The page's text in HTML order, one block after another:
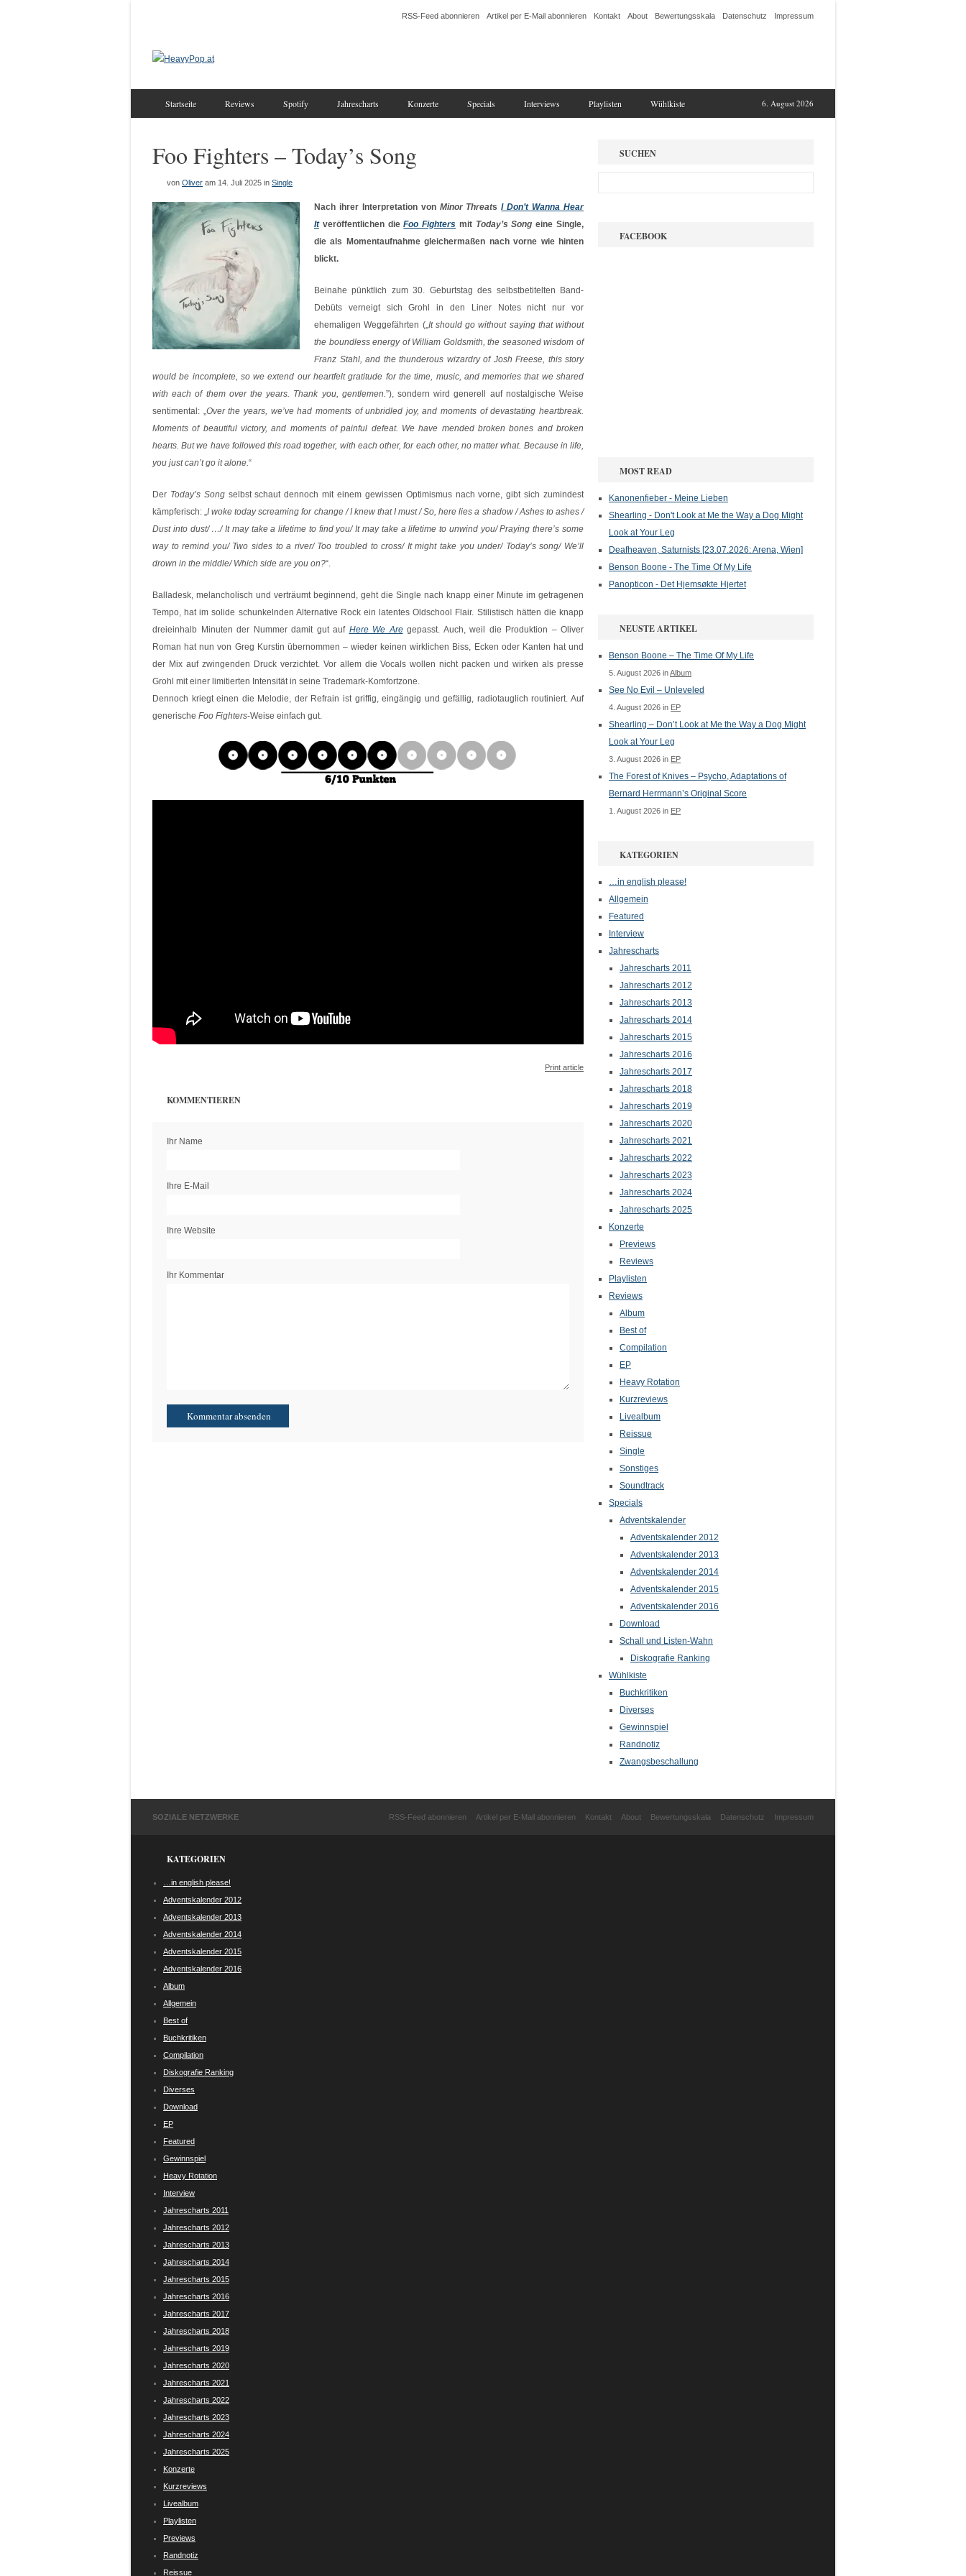
RSS-Feed abonnieren Artikel per E-Mail abonnieren Kontakt About Bewertungsskala Datenschutz Impressum
6. August 2026
Startseite Reviews Spotify Jahrescharts Konzerte Specials Interviews Playlisten Wühlkiste
Foo Fighters – Today’s Song
von Oliver am 14. Juli 2025 in Single
Nach ihrer Interpretation von Minor ThreatsI Don’t Wanna Hear
Itveröffentlichen dieFoo Fighters mit Today’s Song eine Single,
die als Momentaufnahme gleichermaßen nach vorne wie hinten
blickt.
Beinahe pünktlich zum 30. Geburtstag des selbstbetitelten Band-
Debüts verneigt sich Grohl in den Liner Notes nicht nur vor
ehemaligen Weggefährten („It should go without saying that without
the boundless energy of William Goldsmith, the seasoned wisdom of
Franz Stahl, and the thunderous wizardry of Josh Freese, this story
would be incomplete, so we extend our heartfelt gratitude for the time, music, and memories that we shared
with each of them over the years. Thank you, gentlemen.”), sondern wird generell auf nostalgische Weise
sentimental: „Over the years, we’ve had moments of unbridled joy, and moments of devastating heartbreak.
Moments of beautiful victory, and moments of painful defeat. We have mended broken bones and broken
hearts. But we have followed this road together, with each other, for each other, no matter what. Because in life,
you just can’t go it alone.“
Der Today’s Songselbst schaut dennoch mit einem gewissen Optimismus nach vorne, gibt sich zumindest
kämpferisch: „I woke today screaming for change / I knew that I must / So, here lies a shadow / Ashes to ashes /
Dust into dust/ …/ It may take a lifetime to find you/ It may take a lifetime to unwind you/ Praying there’s some
way to remind you/ Two sides to a river/ Too troubled to cross/ It might take you under/ Today’s song/ We’ll
drown in the middle/ Which side are you on?“.
Balladesk, melancholisch und verträumt beginnend, geht die Single nach knapp einer Minute im getragenen
Tempo, hat im solide schunkelnden Alternative Rock ein latentes Oldschool Flair. Stilistisch hätten die knapp
dreieinhalb Minuten der Nummer damit gut auf Here We Aregepasst. Auch, weil die Produktion – Oliver
Roman hat nun von Greg Kurstin übernommen – wieder keinen wirklichen Biss, Ecken oder Kanten hat und
der Mix auf zwingenden Druck verzichtet. Vor allem die Vocals wollen nicht packen und wirken als presse
Grohl mit einer limitierten Intensität in seine Trademark-Komfortzone.
Dennoch kriegt einen die Melodie, der Refrain ist griffig, eingängig und gefällig, radiotauglich routiniert. Auf
generische Foo Fighters-Weise einfach gut.
Print article
KOMMENTIEREN
Ihr Name
Ihre E-Mail
Ihre Website
Ihr Kommentar
SUCHEN
FACEBOOK
MOST READ
Kanonenfieber - Meine Lieben
Shearling - Don't Look at Me the Way a Dog Might
Look at Your Leg
Deafheaven, Saturnists [23.07.2026: Arena, Wien]
Benson Boone - The Time Of My Life
Panopticon - Det Hjemsøkte Hjertet
NEUSTE ARTIKEL
Benson Boone – The Time Of My Life
5. August 2026 inAlbum
See No Evil – Unleveled
4. August 2026 in EP
Shearling – Don’t Look at Me the Way a Dog Might
Look at Your Leg
3. August 2026 in EP
The Forest of Knives – Psycho, Adaptations of
Bernard Herrmann’s Original Score
1. August 2026 in EP
KATEGORIEN
…in english please!
Allgemein
Featured
Interview
Jahrescharts
Jahrescharts 2011
Jahrescharts 2012
Jahrescharts 2013
Jahrescharts 2014
Jahrescharts 2015
Jahrescharts 2016
Jahrescharts 2017
Jahrescharts 2018
Jahrescharts 2019
Jahrescharts 2020
Jahrescharts 2021
Jahrescharts 2022
Jahrescharts 2023
Jahrescharts 2024
Jahrescharts 2025
Konzerte
Previews
Reviews
Playlisten
Reviews
Album
Best of
Compilation
EP
Heavy Rotation
Kurzreviews
Livealbum
Reissue
Single
Sonstiges
Soundtrack
Specials
Adventskalender
Adventskalender 2012
Adventskalender 2013
Adventskalender 2014
Adventskalender 2015
Adventskalender 2016
Download
Schall und Listen-Wahn
Diskografie Ranking
Wühlkiste
Buchkritiken
Diverses
Gewinnspiel
Randnotiz
Zwangsbeschallung
SOZIALE NETZWERKE RSS-Feed abonnieren Artikel per E-Mail abonnieren Kontakt About Bewertungsskala Datenschutz Impressum
KATEGORIEN
…in english please!
Adventskalender 2012
Adventskalender 2013
Adventskalender 2014
Adventskalender 2015
Adventskalender 2016
Album
Allgemein
Best of
Buchkritiken
Compilation
Diskografie Ranking
Diverses
Download
EP
Featured
Gewinnspiel
Heavy Rotation
Interview
Jahrescharts 2011
Jahrescharts 2012
Jahrescharts 2013
Jahrescharts 2014
Jahrescharts 2015
Jahrescharts 2016
Jahrescharts 2017
Jahrescharts 2018
Jahrescharts 2019
Jahrescharts 2020
Jahrescharts 2021
Jahrescharts 2022
Jahrescharts 2023
Jahrescharts 2024
Jahrescharts 2025
Konzerte
Kurzreviews
Livealbum
Playlisten
Previews
Randnotiz
Reissue